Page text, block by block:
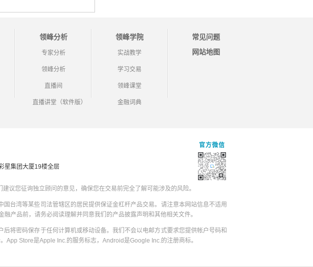
领峰分析
专家分析
领峰分析
直播间
直播讲堂（软件版）
领峰学院
实战教学
学习交易
领峰课堂
金融词典
常见问题
网站地图
星集团大厦19楼全层
官方微信
议您征询独立顾问的意见，确保您在交易前完全了解可能涉及的风险。
台湾等某些司法管辖区的居民提供保证金杠杆产品交易。请注意本网站信息不适用
产品前，请务必阅读理解并同意我们的产品披露声明和其他相关文件。
将密码保存于任何计算机或移动设备。我们不会以电邮方式要求您提供帐户号码和
Store是Apple Inc.的服务标志，Android是Google Inc.的注册商标。